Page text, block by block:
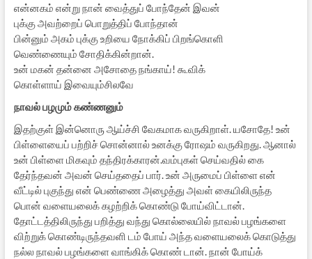
என்னகம் என்று நான் வைத்துப் போந்தேன் இவன்
புக்கு அவற்றைப் பொறுத்திப் போந்தான்
பின்னும் அகம் புக்கு உறியை நோக்கிப் பிறங்கொளி
வெண்ணையும் சோதிக்கின்றான்.
உன் மகன் தன்னை அசோதை நங்காய்! கூவிக்
கொள்ளாய் இவையும்சிலவே
நாவல் பழமும் கண்ணனும்
இதற்குள் இன்னொரு ஆய்ச்சி வேகமாக வருகிறாள். யசோதே! உன்
பிள்ளையைப் பற்றிச் சொன்னால் உனக்கு ரோஷம் வருகிறது. ஆனால்
உன் பிள்ளை மிகவும் தந்திரக்காரன்.வம்புகள் செய்வதில் கை
தேர்ந்தவன் அவன் செய்ததைப் பார். உன் அருமைப் பிள்ளை என்
வீட்டில் புகுந்து என் பெண்ணை அழைத்து அவள் கையிலிருந்த
பொன் வளையலைக் கழற்றிக் கொண்டு போய்விட்டான்.
தோட்டத்திலிருந்து பறித்து வந்து கொல்லையில் நாவல் பழங்களை
விற்றுக் கொண்டிருந்தவளி டம் போய் அந்த வளையலைக் கொடுத்து
நல்ல நாவல் பழங்களை வாங்கிக் கொண் டான். நான் போய்க்